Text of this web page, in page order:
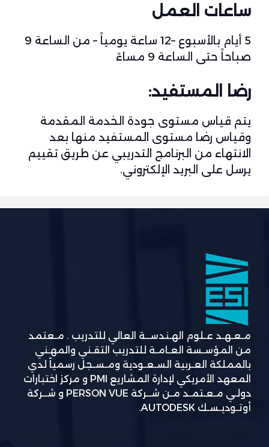
ساعات العمل
5 أيام بالأسبوع –12 ساعة يومياً – من الساعة 9
صباحاً حتى الساعة 9 مساءً
رضا المستفيد:
يتم قياس مستوى جودة الخدمة المقدمة
وقياس رضا مستوى المستفيد منها بعد
الانتهاء من البرنامج التدريبي عن طريق تقييم
يرسل على البريد الإلكتروني.
مـعـهـد عـلوم الهـندســة العالي للتدريب . مـعتمد
من المؤسـسة العـامـة للتدريب التقـني والمهـني
بالمملكة العـربية السـعـودية ومـسـجل رسمياً لدي
المعهد الأمريكي لإدارة المشاريع PMI و مركز اختبارات
دولـي مـعـتمـد مـن شــركة PERSON VUE و شــركة
أوتـوديـسـك AUTODESK.